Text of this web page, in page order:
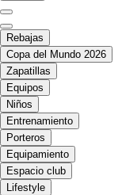
Rebajas
Copa del Mundo 2026
Zapatillas
Equipos
Niños
Entrenamiento
Porteros
Equipamiento
Espacio club
Lifestyle